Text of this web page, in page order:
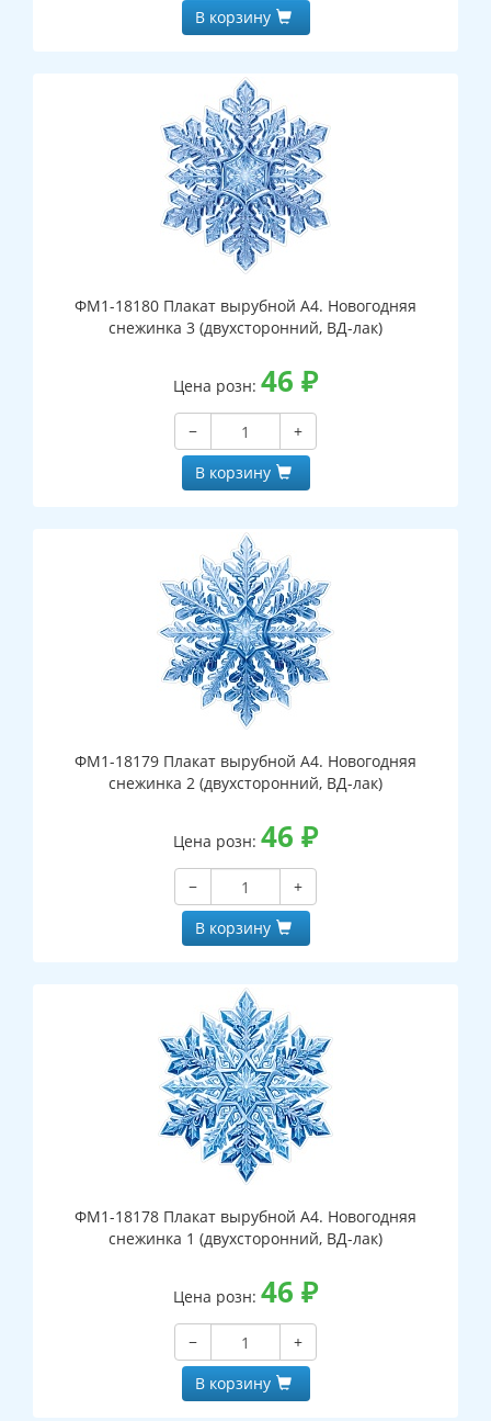
В корзину
ФМ1-18180 Плакат вырубной А4. Новогодняя
снежинка 3 (двухсторонний, ВД-лак)
Цена розн: 46 ₽
−
+
В корзину
ФМ1-18179 Плакат вырубной А4. Новогодняя
снежинка 2 (двухсторонний, ВД-лак)
Цена розн: 46 ₽
−
+
В корзину
ФМ1-18178 Плакат вырубной А4. Новогодняя
снежинка 1 (двухсторонний, ВД-лак)
Цена розн: 46 ₽
−
+
В корзину